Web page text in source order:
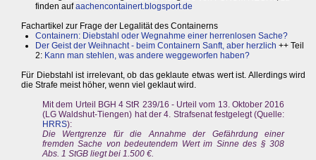
finden aufaachencontainert.blogsport.de
Fachartikel zur Frage der Legalität des Containerns
Containern: Diebstahl oder Wegnahme einer herrenlosen Sache?
Der Geist der Weihnacht - beim Containern Sanft, aber herzlich ++ Teil
2: Kann man stehlen, was andere weggeworfen haben?
Für Diebstahl ist irrelevant, ob das geklaute etwas wert ist. Allerdings wird
die Strafe meist höher, wenn viel geklaut wird.
Mit dem Urteil BGH 4 StR 239/16 - Urteil vom 13. Oktober 2016
(LG Waldshut-Tiengen) hat der 4. Strafsenat festgelegt (Quelle:
HRRS):
Die Wertgrenze für die Annahme der Gefährdung einer
fremden Sache von bedeutendem Wert im Sinne des § 308
Abs. 1 StGB liegt bei 1.500 €.